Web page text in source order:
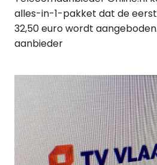
alles-in-1-pakket dat de
32,50 euro wordt
aanbieder